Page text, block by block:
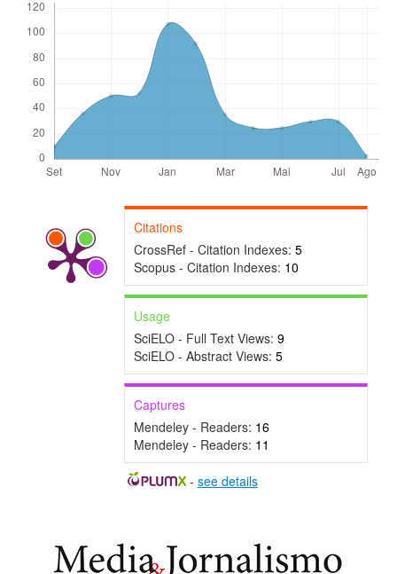
Citations
CrossRef - Citation Indexes: 5
Scopus - Citation Indexes: 10
Usage
SciELO - Full Text Views: 9
SciELO - Abstract Views: 5
Captures
Mendeley - Readers: 16
Mendeley - Readers: 11
- see details